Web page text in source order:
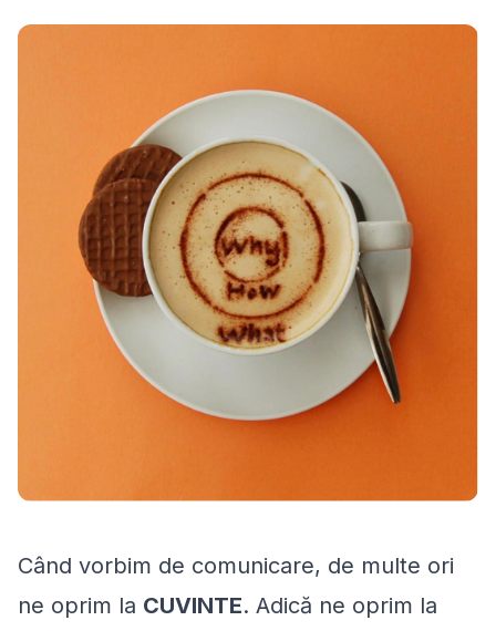
Când vorbim de comunicare, de multe ori
ne oprim la CUVINTE. Adică ne oprim la